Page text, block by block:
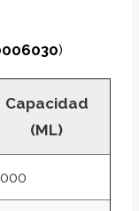
)
Capacidad
(ML)